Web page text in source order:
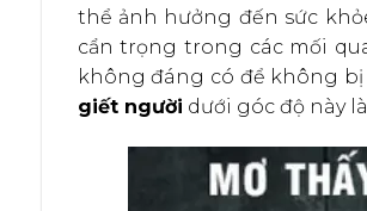
thể ảnh hưởng đến sức
cẩn trọng trong các mối
không đáng có để không
giết người dưới góc độ này